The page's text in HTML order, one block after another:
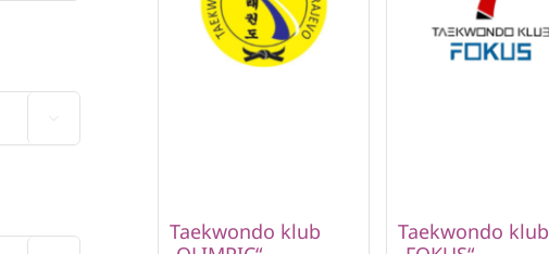
Taekwondo klub
Taekwondo klub